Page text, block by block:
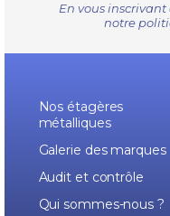
En vous
notre
Nos étagères
métalliques
Galerie des marques
Audit et contrôle
Qui sommes-nous ?